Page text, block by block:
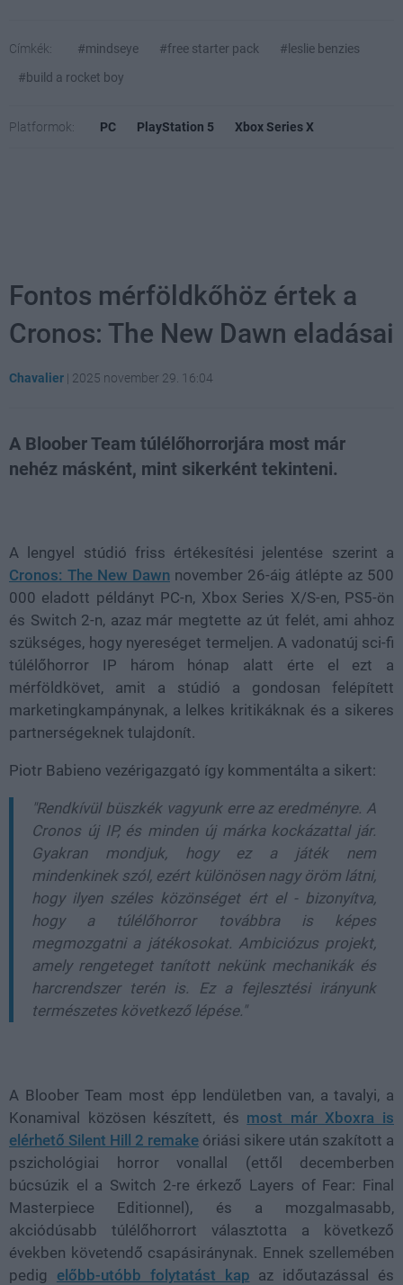
Címkék: #mindseye #free starter pack
#leslie benzies
#build a rocket boy
Platformok: PC PlayStation 5 Xbox Series X
Fontos mérföldkőhöz értek a
Cronos: The New Dawn eladásai
Chavalier | 2025 november 29. 16:04
A Bloober Team túlélőhorrorjára most már
nehéz másként, mint sikerként tekinteni.
A lengyel stúdió friss értékesítési jelentése szerint a
Cronos: The New Dawn november 26-áig átlépte az 500
000 eladott példányt PC-n, Xbox Series X/S-en, PS5-ön
és Switch 2-n, azaz már megtette az út felét, ami ahhoz
szükséges, hogy nyereséget termeljen. A vadonatúj sci-fi
túlélőhorror IP három hónap alatt érte el ezt a
mérföldkövet, amit a stúdió a gondosan felépített
marketingkampánynak, a lelkes kritikáknak és a sikeres
partnerségeknek tulajdonít.
Piotr Babieno vezérigazgató így kommentálta a sikert:
"Rendkívül büszkék vagyunk erre az eredményre. A
Cronos új IP, és minden új márka kockázattal jár.
Gyakran mondjuk, hogy ez a játék nem
mindenkinek szól, ezért különösen nagy öröm látni,
hogy ilyen széles közönséget ért el - bizonyítva,
hogy a túlélőhorror továbbra is képes
megmozgatni a játékosokat. Ambiciózus projekt,
amely rengeteget tanított nekünk mechanikák és
harcrendszer terén is. Ez a fejlesztési irányunk
természetes következő lépése."
A Bloober Team most épp lendületben van, a tavalyi, a
Konamival közösen készített, és most már Xboxra is
elérhető Silent Hill 2 remake óriási sikere után szakított a
pszichológiai horror vonallal (ettől decemberben
búcsúzik el a Switch 2-re érkező Layers of Fear: Final
Masterpiece Editionnel), és a mozgalmasabb,
akciódúsabb túlélőhorrort választotta a következő
években követendő csapásiránynak. Ennek szellemében
pedig előbb-utóbb folytatást kap az időutazással és